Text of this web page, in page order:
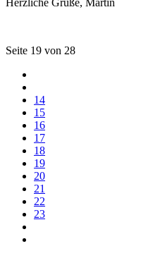
Seite 19 von 28
14
15
16
17
18
19
20
21
22
23